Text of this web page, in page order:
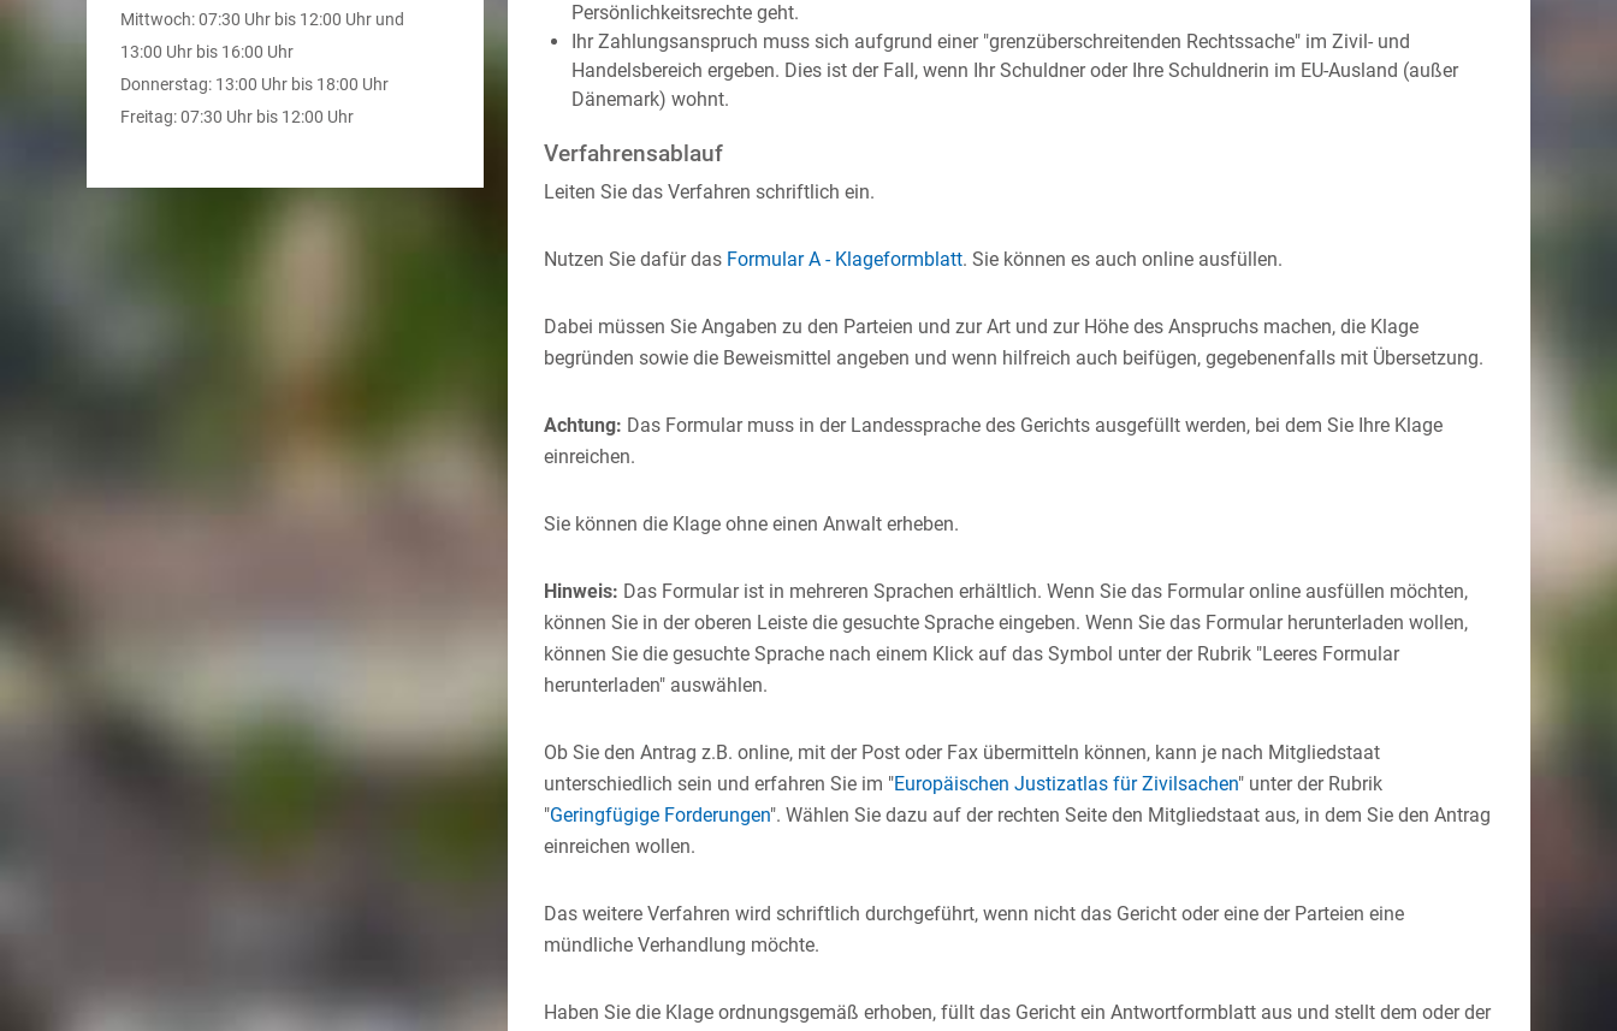
Mittwoch: 07:30 Uhr bis 12:00 Uhr und
13:00 Uhr bis 16:00 Uhr
Donnerstag: 13:00 Uhr bis 18:00 Uhr
Freitag: 07:30 Uhr bis 12:00 Uhr
Persönlichkeitsrechte geht.
Ihr Zahlungsanspruch muss sich aufgrund einer "grenzüberschreitenden Rechtssache" im Zivil- und
Handelsbereich ergeben. Dies ist der Fall, wenn Ihr Schuldner oder Ihre Schuldnerin im EU-Ausland (außer
Dänemark) wohnt.
Verfahrensablauf
Leiten Sie das Verfahren schriftlich ein.
Nutzen Sie dafür das Formular A - Klageformblatt. Sie können es auch online ausfüllen.
Dabei müssen Sie Angaben zu den Parteien und zur Art und zur Höhe des Anspruchs machen, die Klage
begründen sowie die Beweismittel angeben und wenn hilfreich auch beifügen, gegebenenfalls mit Übersetzung.
Achtung: Das Formular muss in der Landessprache des Gerichts ausgefüllt werden, bei dem Sie Ihre Klage
einreichen.
Sie können die Klage ohne einen Anwalt erheben.
Hinweis: Das Formular ist in mehreren Sprachen erhältlich. Wenn Sie das Formular online ausfüllen möchten,
können Sie in der oberen Leiste die gesuchte Sprache eingeben. Wenn Sie das Formular herunterladen wollen,
können Sie die gesuchte Sprache nach einem Klick auf das Symbol unter der Rubrik "Leeres Formular
herunterladen" auswählen.
Ob Sie den Antrag z.B. online, mit der Post oder Fax übermitteln können, kann je nach Mitgliedstaat
unterschiedlich sein und erfahren Sie im "Europäischen Justizatlas für Zivilsachen" unter der Rubrik
"Geringfügige Forderungen". Wählen Sie dazu auf der rechten Seite den Mitgliedstaat aus, in dem Sie den Antrag
einreichen wollen.
Das weitere Verfahren wird schriftlich durchgeführt, wenn nicht das Gericht oder eine der Parteien eine
mündliche Verhandlung möchte.
Haben Sie die Klage ordnungsgemäß erhoben, füllt das Gericht ein Antwortformblatt aus und stellt dem oder der